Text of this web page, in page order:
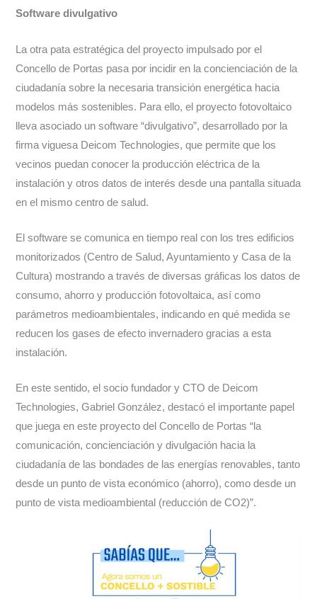
Software divulgativo
La otra pata estratégica del proyecto impulsado por el
Concello de Portas pasa por incidir en la concienciación de la
ciudadanía sobre la necesaria transición energética hacia
modelos más sostenibles. Para ello, el proyecto fotovoltaico
lleva asociado un software “divulgativo”, desarrollado por la
firma viguesa Deicom Technologies, que permite que los
vecinos puedan conocer la producción eléctrica de la
instalación y otros datos de interés desde una pantalla situada
en el mismo centro de salud.
El software se comunica en tiempo real con los tres edificios
monitorizados (Centro de Salud, Ayuntamiento y Casa de la
Cultura) mostrando a través de diversas gráficas los datos de
consumo, ahorro y producción fotovoltaica, así como
parámetros medioambientales, indicando en qué medida se
reducen los gases de efecto invernadero gracias a esta
instalación.
En este sentido, el socio fundador y CTO de Deicom
Technologies, Gabriel González, destacó el importante papel
que juega en este proyecto del Concello de Portas “la
comunicación, concienciación y divulgación hacia la
ciudadanía de las bondades de las energías renovables, tanto
desde un punto de vista económico (ahorro), como desde un
punto de vista medioambiental (reducción de CO2)”.